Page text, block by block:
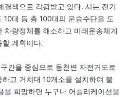
결책으로 각광받고 있다. 시는 전기
대 등 총 100대의 운송수단을 도
차량정체를 해소하고 미래운송체계
계획이다.
간을 중심으로 동천변 자전거도로
고 거치대 10개소를 설치하여 불
을 희망하면 누구나 어플리케이션을